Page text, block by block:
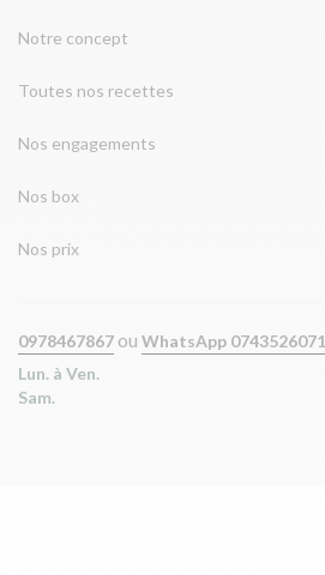
Notre concept
Toutes nos recettes
Nos engagements
Nos box
Nos prix
0978467867 ou WhatsApp 0743526071
Lun. à Ven.
Sam.